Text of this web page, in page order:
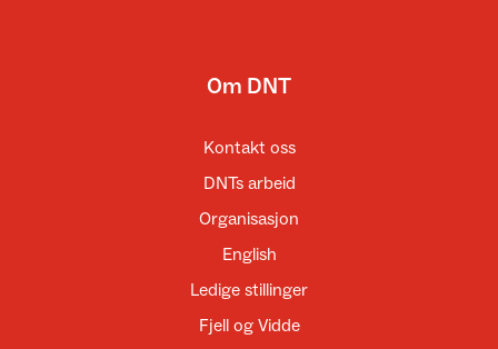
Om DNT
Kontakt oss
DNTs arbeid
Organisasjon
English
Ledige stillinger
Fjell og Vidde